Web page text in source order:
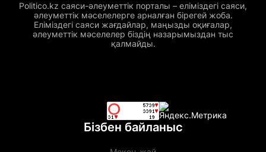
Politico.kz саяси-әлеуметтік порталы – еліміздегі саяси,
әлеуметтік мәселелерге арналған бірегей жоба.
Еліміздегі саяси жағдайлар, маңызды оқиғалар,
әлеуметтік мәселелер біздің назарымыздан тыс
қалмайды.
Бізбен байланыс